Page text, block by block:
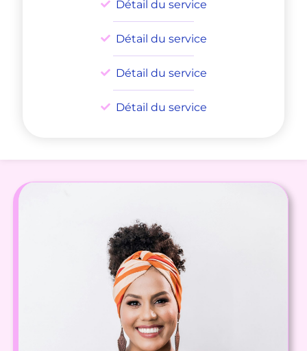
Détail du service
Détail du service
Détail du service
Détail du service